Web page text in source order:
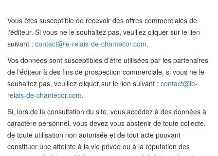
Vous êtes susceptible de recevoir des offres commerciales de
l'éditeur. Si vous ne le souhaitez pas, veuillez cliquer sur le lien
suivant : contact@le-relais-de-chantecor.com.
Vos données sont susceptibles d’être utilisées par les partenaires
de l'éditeur à des fins de prospection commerciale, si vous ne le
souhaitez pas, veuillez cliquer sur le lien suivant : contact@le-
relais-de-chantecor.com.
Si, lors de la consultation du site, vous accédez à des données à
caractère personnel, vous devez vous abstenir de toute collecte,
de toute utilisation non autorisée et de tout acte pouvant
constituer une atteinte à la vie privée ou à la réputation des